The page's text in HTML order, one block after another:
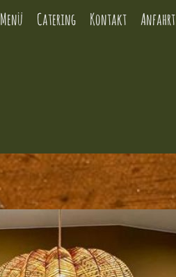
Menü Catering Kontakt Anfahrt